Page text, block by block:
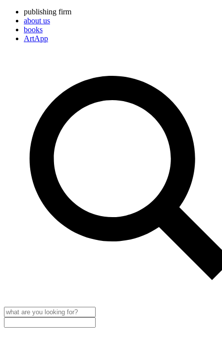
publishing firm
about us
books
ArtApp